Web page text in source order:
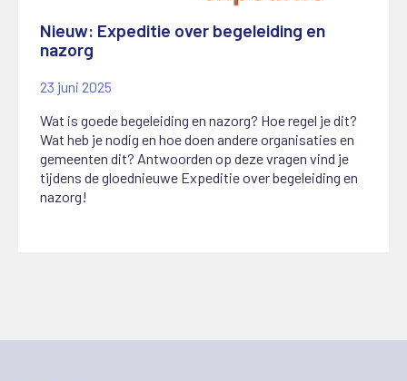
Nieuw: Expeditie over begeleiding en
nazorg
23 juni 2025
Wat is goede begeleiding en nazorg? Hoe regel je dit?
Wat heb je nodig en hoe doen andere organisaties en
gemeenten dit? Antwoorden op deze vragen vind je
tijdens de gloednieuwe Expeditie over begeleiding en
nazorg!